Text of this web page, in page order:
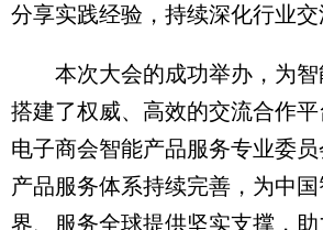
分享实践经验，持续深化行业交
本次大会的成功举办，为智
搭建了权威、高效的交流合作
电子商会智能产品服务专业委
产品服务体系持续完善，为中
界、服务全球提供坚实支撑，